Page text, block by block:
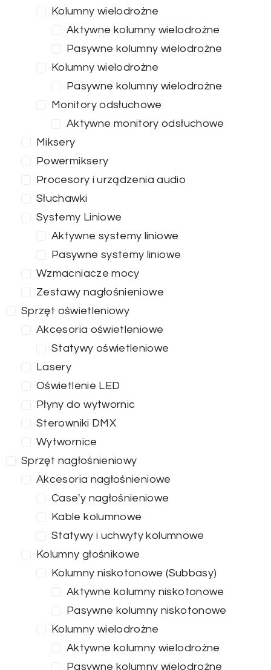
Kolumny wielodrożne
Aktywne kolumny wielodrożne
Pasywne kolumny wielodrożne
Kolumny wielodrożne
Pasywne kolumny wielodrożne
Monitory odsłuchowe
Aktywne monitory odsłuchowe
Miksery
Powermiksery
Procesory i urządzenia audio
Słuchawki
Systemy Liniowe
Aktywne systemy liniowe
Pasywne systemy liniowe
Wzmacniacze mocy
Zestawy nagłośnieniowe
Sprzęt oświetleniowy
Akcesoria oświetleniowe
Statywy oświetleniowe
Lasery
Oświetlenie LED
Płyny do wytwornic
Sterowniki DMX
Wytwornice
Sprzęt nagłośnieniowy
Akcesoria nagłośnieniowe
Case'y nagłośnieniowe
Kable kolumnowe
Statywy i uchwyty kolumnowe
Kolumny głośnikowe
Kolumny niskotonowe (Subbasy)
Aktywne kolumny niskotonowe
Pasywne kolumny niskotonowe
Kolumny wielodrożne
Aktywne kolumny wielodrożne
Pasywne kolumny wielodrożne